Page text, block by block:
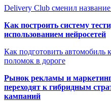
Delivery Club сменил
Как построить систему
использованием нейросетей
Как подготовить автомобиль
поломок в дороге
Рынок рекламы и
переходят к гибридным
кампаний